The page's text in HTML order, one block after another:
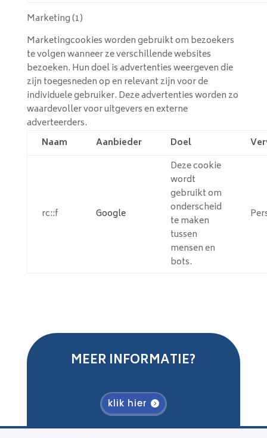
Marketing (1)
Marketingcookies worden gebruikt om bezoekers
te volgen wanneer ze verschillende websites
bezoeken. Hun doel is advertenties weergeven die
zijn toegesneden op en relevant zijn voor de
individuele gebruiker. Deze advertenties worden zo
waardevoller voor uitgevers en externe
adverteerders.
Naam
Aanbieder Doel
rc::f Google
Deze cookie
wordt
gebruikt om
onderscheid
te maken
tussen
mensen en
bots.
MEER INFORMATIE?
klik hier